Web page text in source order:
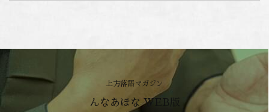
上方落語マガジン
んなあほな WEB版